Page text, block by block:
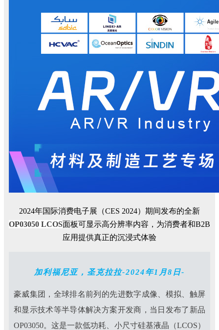
2024年国际消费电子展（CES 2024）期间发布的全新
OP03050 LCOS面板可显示高分辨率内容，为消费者和B2B
应用提供真正的沉浸式体验
加利福尼亚，圣克拉拉-2024年1月8日-
豪威集团，全球排名前列的先进数字成像、模拟、触屏
和显示技术等半导体解决方案开发商， 当日 发布了 新品
OP03050。这是一款低功耗、小尺寸硅基液晶（LCOS）